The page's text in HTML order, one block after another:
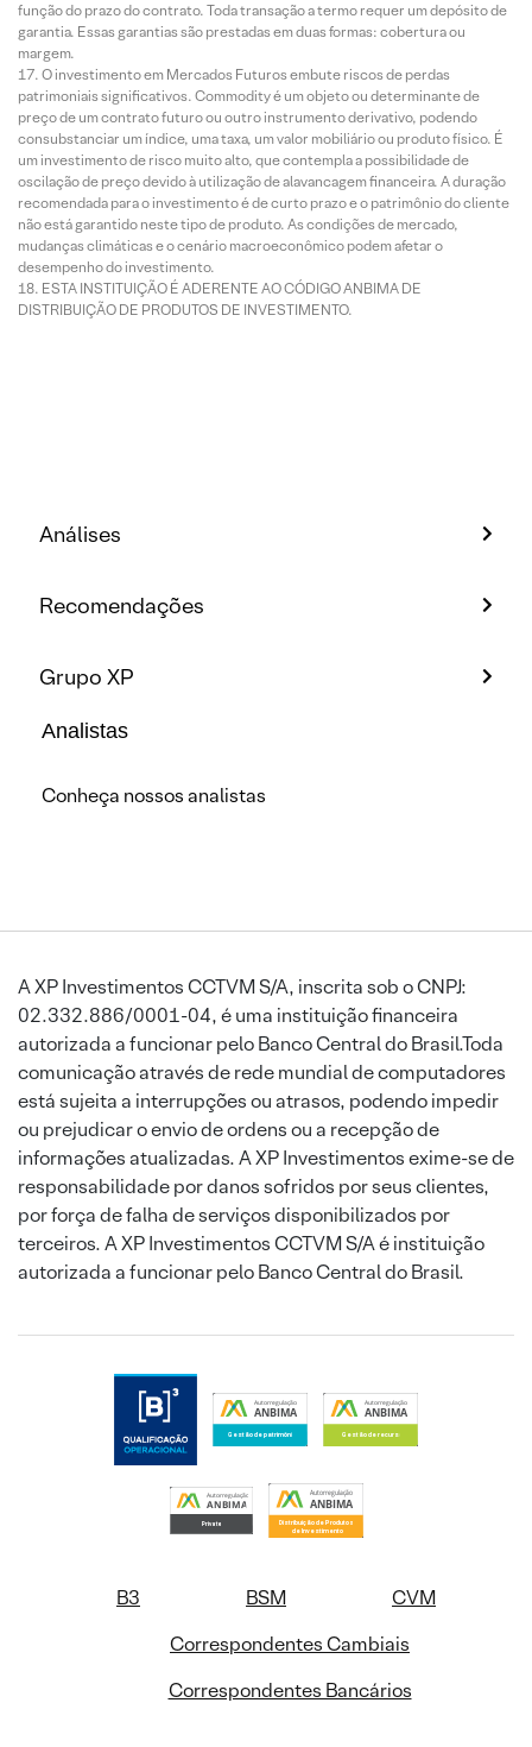
função do prazo do contrato. Toda transação a termo requer um depósito de
garantia. Essas garantias são prestadas em duas formas: cobertura ou
margem.
O investimento em Mercados Futuros embute riscos de perdas
patrimoniais significativos. Commodity é um objeto ou determinante de
preço de um contrato futuro ou outro instrumento derivativo, podendo
consubstanciar um índice, uma taxa, um valor mobiliário ou produto físico. É
um investimento de risco muito alto, que contempla a possibilidade de
oscilação de preço devido à utilização de alavancagem financeira. A duração
recomendada para o investimento é de curto prazo e o patrimônio do cliente
não está garantido neste tipo de produto. As condições de mercado,
mudanças climáticas e o cenário macroeconômico podem afetar o
desempenho do investimento.
ESTA INSTITUIÇÃO É ADERENTE AO CÓDIGO ANBIMA DE
DISTRIBUIÇÃO DE PRODUTOS DE INVESTIMENTO.
Análises
Recomendações
Grupo XP
Analistas
Conheça nossos analistas
A XP Investimentos CCTVM S/A, inscrita sob o CNPJ:
02.332.886/0001-04, é uma instituição financeira
autorizada a funcionar pelo Banco Central do Brasil.Toda
comunicação através de rede mundial de computadores
está sujeita a interrupções ou atrasos, podendo impedir
ou prejudicar o envio de ordens ou a recepção de
informações atualizadas. A XP Investimentos exime-se de
responsabilidade por danos sofridos por seus clientes,
por força de falha de serviços disponibilizados por
terceiros. A XP Investimentos CCTVM S/A é instituição
autorizada a funcionar pelo Banco Central do Brasil.
B3 BSM
CVM
Correspondentes Cambiais
Correspondentes Bancários